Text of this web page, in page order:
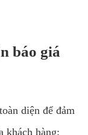
báo giá
diện để đảm
khách hàng: